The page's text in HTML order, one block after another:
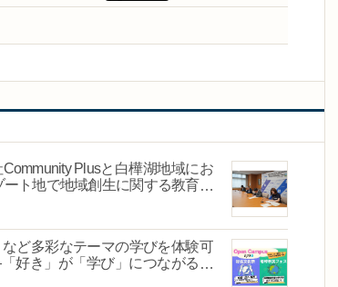
Plusと白樺湖地域にお
ト地で地域創生に関する教育・
ど多彩なテーマの学びを体験可
好き」が「学び」につながる特